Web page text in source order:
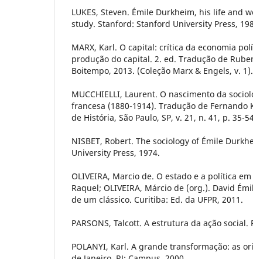
LUKES, Steven. Émile Durkheim, his life and
study. Stanford: Stanford University Press,
MARX, Karl. O capital: crítica da economia
produção do capital. 2. ed. Tradução de
Boitempo, 2013. (Coleção Marx & Engels, v. 1).
MUCCHIELLI, Laurent. O nascimento da
francesa (1880-1914). Tradução de Fernando
de História, São Paulo, SP, v. 21, n. 41, p. 35-
NISBET, Robert. The sociology of Émile
University Press, 1974.
OLIVEIRA, Marcio de. O estado e a política
Raquel; OLIVEIRA, Márcio de (org.). David
de um clássico. Curitiba: Ed. da UFPR, 2011.
PARSONS, Talcott. A estrutura da ação social.
POLANYI, Karl. A grande transformação: as